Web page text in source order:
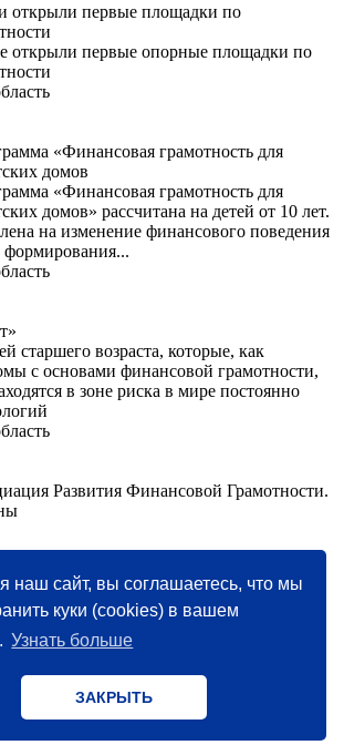
наш сайт, вы соглашаетесь, что мы
куки (cookies) в вашем
Узнать больше
ЗАКРЫТЬ
открыли первые площадки по
открыли первые опорные площадки по
«Финансовая грамотность для
домов
«Финансовая грамотность для
домов» рассчитана на детей от 10 лет.
на изменение финансового поведения
формирования...
старшего возраста, которые, как
с основами финансовой грамотности,
в зоне риска в мире постоянно
Развития Финансовой Грамотности.